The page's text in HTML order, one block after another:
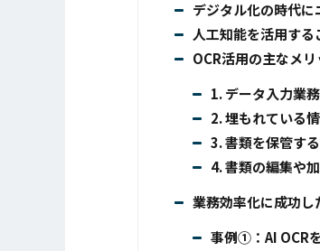
デジタル化の時代
人工知能を活用する
OCR活用の主なメリ
1. データ入力業
2. 埋もれている
3. 書類を保管す
4. 書類の編集や
業務効率化に成功し
事例①：AI OCR